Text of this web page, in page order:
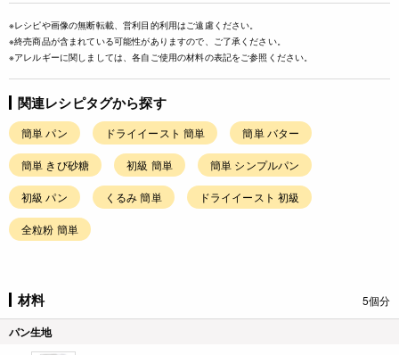
※レシピや画像の無断転載、営利目的利用はご遠慮ください。
※終売商品が含まれている可能性がありますので、ご了承ください。
※アレルギーに関しましては、各自ご使用の材料の表記をご参照ください。
関連レシピタグから探す
簡単 パン ドライイースト 簡単 簡単 バター
簡単 きび砂糖 初級 簡単 簡単 シンプルパン
初級 パン くるみ 簡単 ドライイースト 初級
全粒粉 簡単
材料 5個分
パン生地